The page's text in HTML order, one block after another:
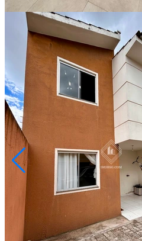
Semi Mobiliado
Conversar no WhatsApp
Neves
R$ 250.000,00
Sobrado em condomínio no Giana
Ponta Grossa/PR
2073101.001